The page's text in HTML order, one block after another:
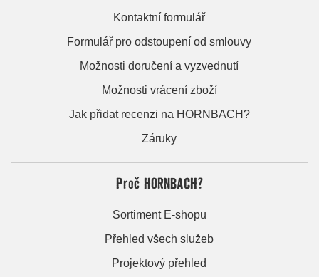
Kontaktní formulář
Formulář pro odstoupení od smlouvy
Možnosti doručení a vyzvednutí
Možnosti vrácení zboží
Jak přidat recenzi na HORNBACH?
Záruky
Proč HORNBACH?
Sortiment E-shopu
Přehled všech služeb
Projektový přehled